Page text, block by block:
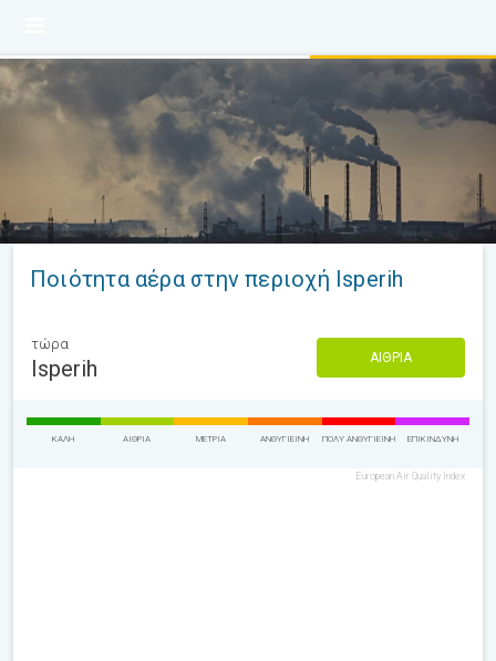
Ποιότητα αέρα στην περιοχή Isperih
τώρα
Isperih ΑΊΘΡΙΑ
ΚΑΛΉ ΑΊΘΡΙΑ ΜΈΤΡΙΑ ΑΝΘΥΓΙΕΙΝΉ ΠΟΛΎ ΑΝΘΥΓΙΕΙΝΉ ΕΠΙΚΊΝΔΥΝΗ
European Air Quality Index